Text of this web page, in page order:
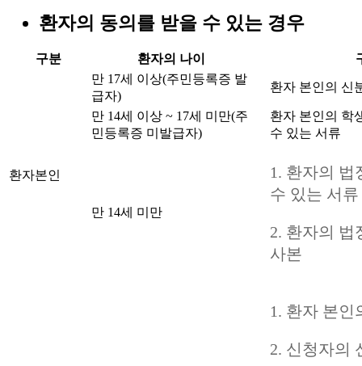
환자의 동의를 받을 수 있는 경우
구분 환자의 나이
환자본인
만 17세 이상(주민등록증 발
급자)
환자 본인의 신
만 14세 이상 ~ 17세 미만(주
민등록증 미발급자)
환자 본인의 학
수 있는 서류
만 14세 미만
1. 환자의 법
수 있는 서류
2. 환자의 법
사본
1. 환자 본인
2. 신청자의